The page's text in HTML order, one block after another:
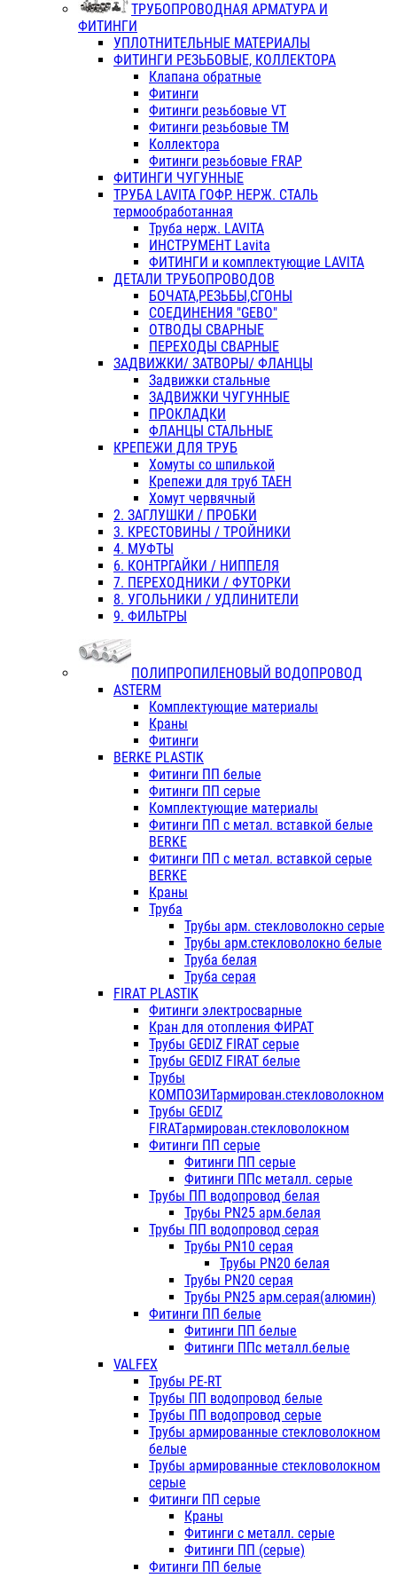
ТРУБОПРОВОДНАЯ АРМАТУРА И
ФИТИНГИ
УПЛОТНИТЕЛЬНЫЕ МАТЕРИАЛЫ
ФИТИНГИ РЕЗЬБОВЫЕ, КОЛЛЕКТОРА
Клапана обратные
Фитинги
Фитинги резьбовые VT
Фитинги резьбовые ТМ
Коллектора
Фитинги резьбовые FRAP
ФИТИНГИ ЧУГУННЫЕ
ТРУБА LAVITA ГОФР. НЕРЖ. СТАЛЬ
термообработанная
Труба нерж. LAVITA
ИНСТРУМЕНТ Lavita
ФИТИНГИ и комплектующие LAVITA
ДЕТАЛИ ТРУБОПРОВОДОВ
БОЧАТА,РЕЗЬБЫ,СГОНЫ
СОЕДИНЕНИЯ "GEBO"
ОТВОДЫ СВАРНЫЕ
ПЕРЕХОДЫ СВАРНЫЕ
ЗАДВИЖКИ/ ЗАТВОРЫ/ ФЛАНЦЫ
Задвижки стальные
ЗАДВИЖКИ ЧУГУННЫЕ
ПРОКЛАДКИ
ФЛАНЦЫ СТАЛЬНЫЕ
КРЕПЕЖИ ДЛЯ ТРУБ
Хомуты со шпилькой
Крепежи для труб ТАЕН
Хомут червячный
2. ЗАГЛУШКИ / ПРОБКИ
3. КРЕСТОВИНЫ / ТРОЙНИКИ
4. МУФТЫ
6. КОНТРГАЙКИ / НИППЕЛЯ
7. ПЕРЕХОДНИКИ / ФУТОРКИ
8. УГОЛЬНИКИ / УДЛИНИТЕЛИ
9. ФИЛЬТРЫ
ПОЛИПРОПИЛЕНОВЫЙ ВОДОПРОВОД
ASTERM
Комплектующие материалы
Краны
Фитинги
BERKE PLASTIK
Фитинги ПП белые
Фитинги ПП серые
Комплектующие материалы
Фитинги ПП с метал. вставкой белые
BERKE
Фитинги ПП с метал. вставкой серые
BERKE
Краны
Труба
Трубы арм. стекловолокно серые
Трубы арм.стекловолокно белые
Труба белая
Труба серая
FIRAT PLASTIK
Фитинги электросварные
Кран для отопления ФИРАТ
Трубы GEDIZ FIRAT серые
Трубы GEDIZ FIRAT белые
Трубы
КОМПОЗИТармирован.стекловолокном
Трубы GEDIZ
FIRATармирован.стекловолокном
Фитинги ПП серые
Фитинги ПП серые
Фитинги ППс металл. серые
Трубы ПП водопровод белая
Трубы PN25 арм.белая
Трубы ПП водопровод серая
Трубы PN10 серая
Трубы PN20 белая
Трубы PN20 серая
Трубы PN25 арм.серая(алюмин)
Фитинги ПП белые
Фитинги ПП белые
Фитинги ППс металл.белые
VALFEX
Трубы PE-RT
Трубы ПП водопровод белые
Трубы ПП водопровод серые
Трубы армированные стекловолокном
белые
Трубы армированные стекловолокном
серые
Фитинги ПП серые
Краны
Фитинги с металл. серые
Фитинги ПП (серые)
Фитинги ПП белые